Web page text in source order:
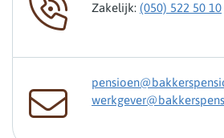
Zakelijk: (050) 522 50 10